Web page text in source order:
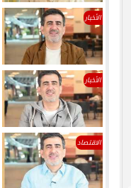
الأخبار
الأخبار
الاقتصاد